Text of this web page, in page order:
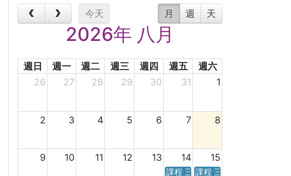
今天 月 週 天
2026年 八月
週日 週一 週二 週三 週四 週五
週六
26
27 28 29 30 31 1
2 3 4 5 6 7 8
9 10 11 12 13 14 15
課程 三天／六天 時間表
課程 三天／六天 時間表